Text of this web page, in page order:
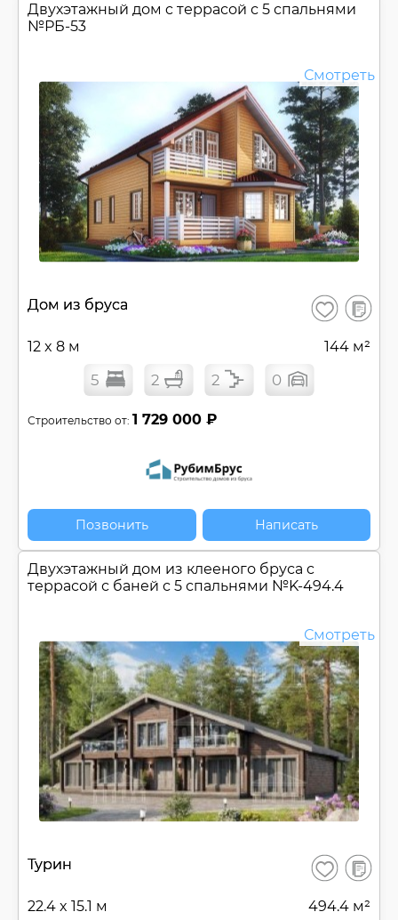
Двухэтажный дом c террасой с 5 спальнями
№РБ-53
Смотреть
Дом из бруса Сохранить
В
12 x 8 м 144 м²
5 2 2 0
Строительство от: 1 729 000 ₽
Позвонить Написать
Двухэтажный дом из клееного бруса c
террасой с баней с 5 спальнями №K-494.4
Смотреть
Турин Сохранить
В
22.4 x 15.1 м 494.4 м²